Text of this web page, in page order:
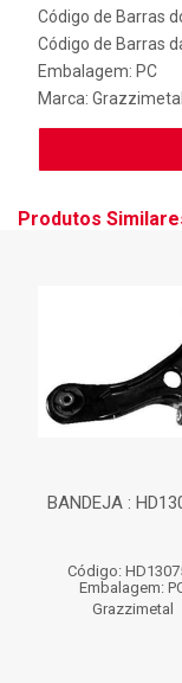
Código de Barras
Código de Barras
Embalagem: PC
Marca: Grazzimetal
Produtos
BANDEJA :
Código:
Embalagem:
Grazzimetal